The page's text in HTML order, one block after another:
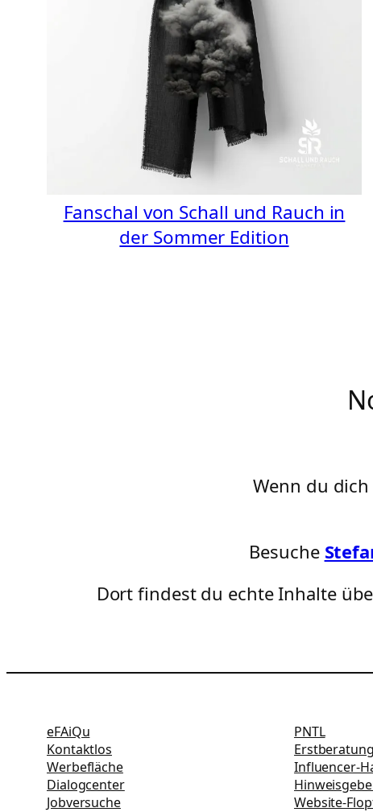
Fanschal von Schall und Rauch in
der Sommer Edition
Wenn du
Besuche
Dort findest du echte Inhalte
eFAiQu
Kontaktlos
Werbefläche
Dialogcenter
Jobversuche
PNTL
Erstberatung
Influencer-
Website-